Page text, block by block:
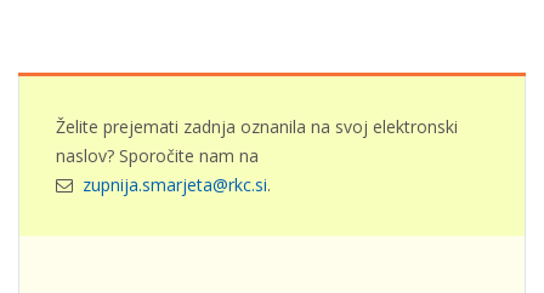
Želite prejemati zadnja oznanila na svoj elektronski
naslov? Sporočite nam na
zupnija.smarjeta@rkc.si.